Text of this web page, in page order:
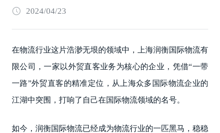
2024/04/23
在物流行业这片浩渺无垠的领域中，上海润衡国际物流有
限公司，一家以外贸直客业务为核心的企业，凭借“一带
一路”外贸直客的精准定位，从上海众多国际物流企业的
江湖中突围，打响了自己在国际物流领域的名号。
如今，润衡国际物流已经成为物流行业的一匹黑马，稳稳